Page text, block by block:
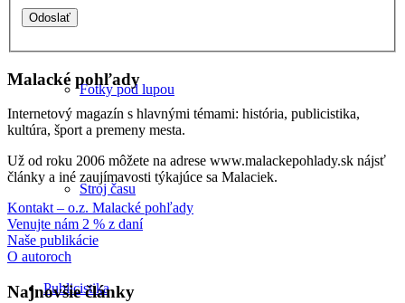
Fotky pod lupou
Stroj času
Publicistika
Malacké pohľady
Internetový magazín s hlavnými témami: história, publicistika,
kultúra, šport a premeny mesta.
Už od roku 2006 môžete na adrese www.malackepohlady.sk nájsť
články a iné zaujímavosti týkajúce sa Malaciek.
Kontakt – o.z. Malacké pohľady
Venujte nám 2 % z daní
Naše publikácie
O autoroch
Najnovšie články